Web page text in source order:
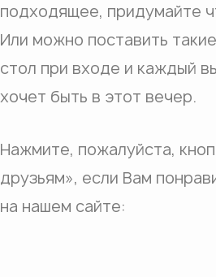
подходящее, придумайте
Или можно поставить
стол при входе и каждый
хочет быть в этот вечер.
Нажмите, пожалуйста,
друзьям», если Вам
на нашем сайте: